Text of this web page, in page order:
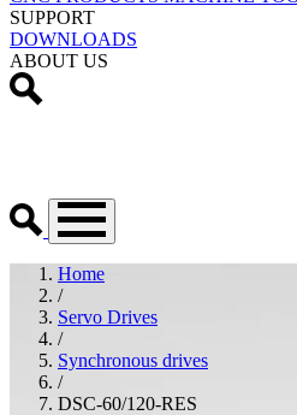
SUPPORT
DOWNLOADS
ABOUT US
Home
/
Servo Drives
/
Synchronous drives
/
DSC-60/120-RES